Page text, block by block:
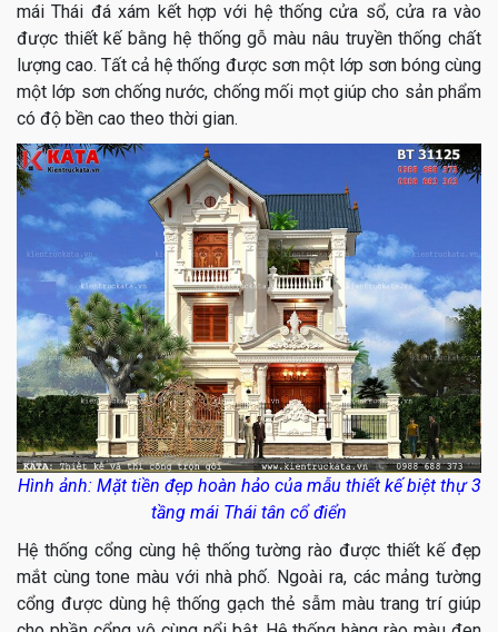
mái Thái đá xám kết hợp với hệ thống cửa sổ, cửa ra vào
được thiết kế bằng hệ thống gỗ màu nâu truyền thống chất
lượng cao. Tất cả hệ thống được sơn một lớp sơn bóng cùng
một lớp sơn chống nước, chống mối mọt giúp cho sản phẩm
có độ bền cao theo thời gian.
Hình ảnh: Mặt tiền đẹp hoàn hảo của mẫu thiết kế biệt thự 3
tầng mái Thái tân cổ điển
Hệ thống cổng cùng hệ thống tường rào được thiết kế đẹp
mắt cùng tone màu với nhà phố. Ngoài ra, các mảng tường
cổng được dùng hệ thống gạch thẻ sẫm màu trang trí giúp